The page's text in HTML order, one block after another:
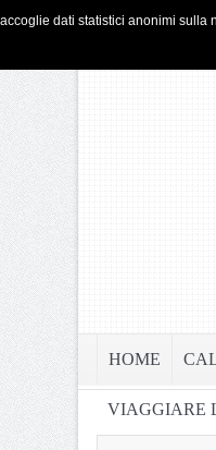
HOME PRIVACY
HOME
VIAGGIARE
dati statistici anonimi